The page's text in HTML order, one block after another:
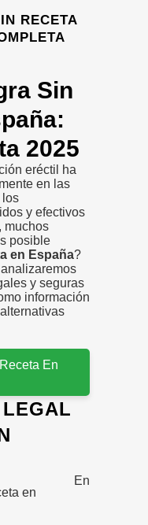
RECETA
Sin
2025
eréctil ha
en las
los
y efectivos
muchos
posible
en España?
y seguras
información
En
En